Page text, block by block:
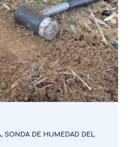
, SONDA DE HUMEDAD DEL